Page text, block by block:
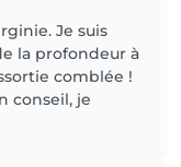
Je suis
la profondeur à
comblée !
conseil, je